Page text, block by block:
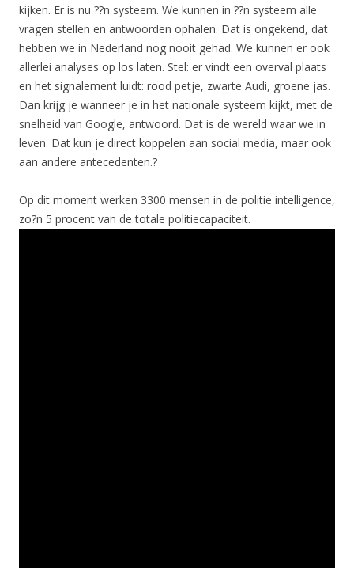
kijken. Er is nu ??n systeem. We kunnen in ??n systeem alle
vragen stellen en antwoorden ophalen. Dat is ongekend, dat
hebben we in Nederland nog nooit gehad. We kunnen er ook
allerlei analyses op los laten. Stel: er vindt een overval plaats
en het signalement luidt: rood petje, zwarte Audi, groene jas.
Dan krijg je wanneer je in het nationale systeem kijkt, met de
snelheid van Google, antwoord. Dat is de wereld waar we in
leven. Dat kun je direct koppelen aan social media, maar ook
aan andere antecedenten.?
Op dit moment werken 3300 mensen in de politie intelligence,
zo?n 5 procent van de totale politiecapaciteit.